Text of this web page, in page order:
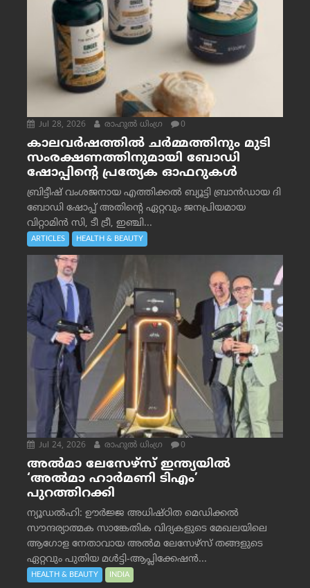
Jul 28, 2026 രാഹുല്‍ ധിംഗ്ര 0
കാലവർഷത്തിൽ ചർമ്മത്തിനും മുടി
സംരക്ഷണത്തിനുമായി ബോഡി
ഷോപ്പിന്റെ പ്രത്യേക ഓഫറുകൾ
ബ്രിട്ടീഷ് വംശജനായ എത്തിക്കൽ ബ്യൂട്ടി ബ്രാൻഡായ ദി
ബോഡി ഷോപ്പ് അതിന്റെ ഏറ്റവും ജനപ്രിയമായ
വിറ്റാമിൻ സി, ടീ ട്രീ, ഇഞ്ചി...
ARTICLES HEALTH & BEAUTY
Jul 24, 2026 രാഹുല്‍ ധിംഗ്ര 0
അൽമാ ലേസേഴ്സ് ഇന്ത്യയിൽ
‘അൽമാ ഹാർമണി ടിഎം’
പുറത്തിറക്കി
ന്യൂഡൽഹി: ഊർജ്ജ അധിഷ്ഠിത മെഡിക്കൽ
സൗന്ദര്യാത്മക സാങ്കേതിക വിദ്യകളുടെ മേഖലയിലെ
ആഗോള നേതാവായ അൽമ ലേസേഴ്സ് തങ്ങളുടെ
ഏറ്റവും പുതിയ മൾട്ടി-ആപ്ലിക്കേഷൻ...
HEALTH & BEAUTY INDIA